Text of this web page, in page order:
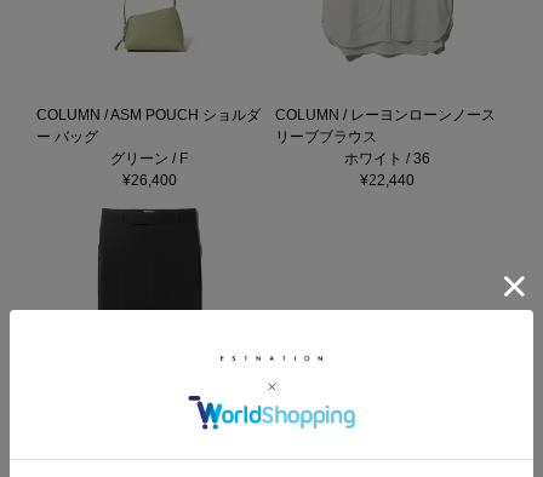
COLUMN / ASM POUCH ショルダ
ー バッグ
グリーン / F
¥26,400
COLUMN / レーヨンローンノース
リーブブラウス
ホワイト / 36
¥22,440